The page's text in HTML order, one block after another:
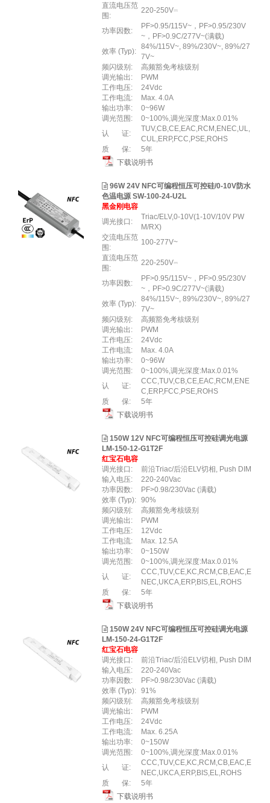
直流电压范
围:
220-250V⎓
功率因数:
PF>0.95/115V~，PF>0.95/230V
~，PF>0.9C/277V~(满载)
效率 (Typ):
84%/115V~, 89%/230V~, 89%/27
7V~
频闪级别:
高频豁免考核级别
调光输出:
PWM
工作电压:
24Vdc
工作电流:
Max. 4.0A
输出功率:
0~96W
调光范围:
0~100%,调光深度:Max.0.01%
认 证:
TUV,CB,CE,EAC,RCM,ENEC,UL,
CUL,ERP,FCC,PSE,ROHS
质 保:
5年
下载说明书
96W 24V NFC可编程恒压可控硅/0-10V防水
色温电源 SW-100-24-U2L
黑金刚电容
调光接口:
Triac/ELV,0-10V(1-10V/10V PW
M/RX)
交流电压范
围:
100-277V~
直流电压范
围:
220-250V⎓
功率因数:
PF>0.95/115V~，PF>0.95/230V
~，PF>0.9C/277V~(满载)
效率 (Typ):
84%/115V~, 89%/230V~, 89%/27
7V~
频闪级别:
高频豁免考核级别
调光输出:
PWM
工作电压:
24Vdc
工作电流:
Max. 4.0A
输出功率:
0~96W
调光范围:
0~100%,调光深度:Max.0.01%
认 证:
CCC,TUV,CB,CE,EAC,RCM,ENE
C,ERP,FCC,PSE,ROHS
质 保:
5年
下载说明书
150W 12V NFC可编程恒压可控硅调光电源
LM-150-12-G1T2F
红宝石电容
调光接口:
前沿Triac/后沿ELV切相, Push DIM
输入电压:
220-240Vac
功率因数:
PF>0.98/230Vac (满载)
效率 (Typ): 90%
频闪级别:
高频豁免考核级别
调光输出:
PWM
工作电压:
12Vdc
工作电流:
Max. 12.5A
输出功率:
0~150W
调光范围:
0~100%,调光深度:Max.0.01%
认 证:
CCC,TUV,CE,KC,RCM,CB,EAC,E
NEC,UKCA,ERP,BIS,EL,ROHS
质 保:
5年
下载说明书
150W 24V NFC可编程恒压可控硅调光电源
LM-150-24-G1T2F
红宝石电容
调光接口:
前沿Triac/后沿ELV切相, Push DIM
输入电压:
220-240Vac
功率因数:
PF>0.98/230Vac (满载)
效率 (Typ): 91%
频闪级别:
高频豁免考核级别
调光输出:
PWM
工作电压:
24Vdc
工作电流:
Max. 6.25A
输出功率:
0~150W
调光范围:
0~100%,调光深度:Max.0.01%
认 证:
CCC,TUV,CE,KC,RCM,CB,EAC,E
NEC,UKCA,ERP,BIS,EL,ROHS
质 保:
5年
下载说明书